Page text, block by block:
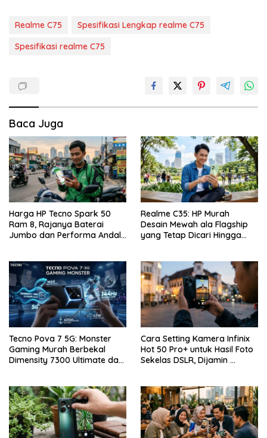
Realme C75
Spesifikasi Lengkap realme C75
Spesifikasi realme C75
Baca Juga
Harga HP Tecno Spark 50
Ram 8, Rajanya Baterai
Jumbo dan Performa Andal
Realme C35: HP Murah
Desain Mewah ala Flagship
yang Tetap Dicari Hingga
Tecno Pova 7 5G: Monster
Gaming Murah Berbekal
Dimensity 7300 Ultimate dan
Cara Setting Kamera Infinix
Hot 50 Pro+ untuk Hasil Foto
Sekelas DSLR, Dijamin …